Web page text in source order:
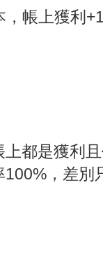
，帳上獲利
都是獲利
，差別